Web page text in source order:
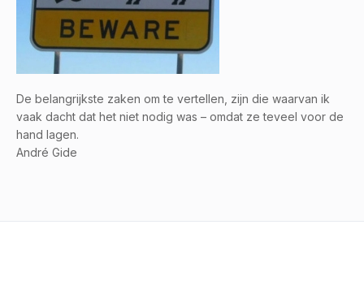
De belangrijkste zaken om te vertellen, zijn die waarvan ik
vaak dacht dat het niet nodig was – omdat ze teveel voor de
hand lagen.
André Gide